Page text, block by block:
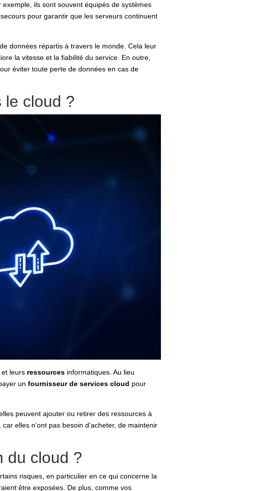
ils sont souvent équipés de systèmes
pour garantir que les serveurs continuent
données répartis à travers le monde. Cela leur
la vitesse et la fiabilité du service. En outre,
éviter toute perte de données en cas de
le cloud ?
leurs ressources informatiques. Au lieu
unfournisseur de services cloud pour
peuvent ajouter ou retirer des ressources à
elles n’ont pas besoin d’acheter, de maintenir
du cloud ?
risques, en particulier en ce qui concerne la
être exposées. De plus, comme vos